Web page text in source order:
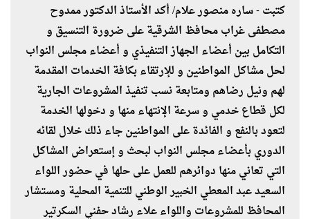
كتبت - ساره منصور علام/ أكد الأستاذ الدكتور ممدوح
مصطفى غراب محافظ الشرقية على ضرورة التنسيق و
التكامل بين أعضاء الجهاز التنفيذي و أعضاء مجلس النواب
لحل مشاكل المواطنين و للإرتقاء بكافة الخدمات المقدمة
لهم ونيل رضاهم ومتابعة نسب تنفيذ المشروعات الجارية
لكل قطاع خدمي و سرعة الإنتهاء منها و دخولها الخدمة
لتعود بالنفع و الفائدة على المواطنين جاء ذلك خلال لقائه
الدوري بأعضاء مجلس النواب لبحث و إستعراض المشاكل
التي تعاني منها دوائرهم للعمل على حلها في حضور اللواء
السعيد عبد المعطي الخبير الوطني للتنمية المحلية ومستشار
المحافظ للمشروعات واللواء علاء رشاد حفني السكرتير